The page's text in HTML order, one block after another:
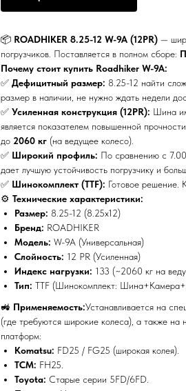
📦 ROADHIKER 8.25-12 W-9A (12PR) —
погрузчиков. Поставляется в полном сборе:
Почему стоит купить Roadhiker W-9A:
✅ Дефицитный размер: 8.25-12 найти
размер в наличии, не нужно ждать недели
✅ Усиленная конструкция (12PR): Шина
является показателем повышенной
до 2060 кг (на ведущее колесо).
✅ Широкий профиль: По сравнению с
дает лучшую устойчивость погрузчику и
✅ Шинокомплект (TTF): Готовое решение.
⚙️ Технические характеристики:
Размер: 8.25-12 (8.25x12)
Бренд: ROADHIKER
Модель: W-9A (Универсальная)
Слойность: 12 PR (Усиленная)
Индекс нагрузки: 133 (~2060 кг на
Тип: TTF (Шинокомплект:
🚜 Применяемость:Устанавливается на
(где требуются широкие колеса), а также
платформ:
Komatsu: FD25 / FG25 (широкая колея).
TCM: FH25.
Toyota: Старые серии 5FD/6FD.